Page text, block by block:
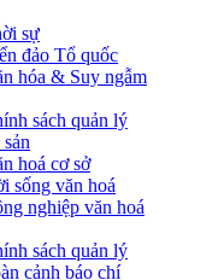
sự
đảo Tổ quốc
hóa & Suy ngẫm
sách quản lý
hoá cơ sở
sống văn hoá
nghiệp văn hoá
sách quản lý
cảnh báo chí